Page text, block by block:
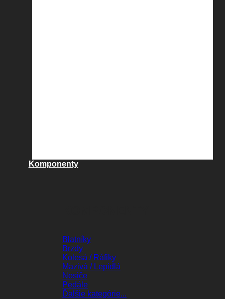
Komponenty
Blatníky
Brzdy
Kolesá / Ráfiky
Mazivá / Lepidlá
Nosiče
Pedále
Ďalšie kategórie...